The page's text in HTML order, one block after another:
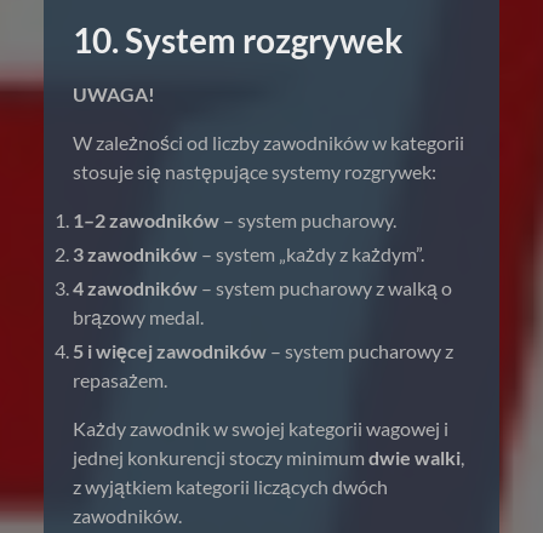
10. System rozgrywek
UWAGA!
W zależności od liczby zawodników w kategorii
stosuje się następujące systemy rozgrywek:
1–2 zawodników – system pucharowy.
3 zawodników – system „każdy z każdym”.
4 zawodników – system pucharowy z walką o
brązowy medal.
5 i więcej zawodników – system pucharowy z
repasażem.
Każdy zawodnik w swojej kategorii wagowej i
jednej konkurencji stoczy minimum dwie walki,
z wyjątkiem kategorii liczących dwóch
zawodników.